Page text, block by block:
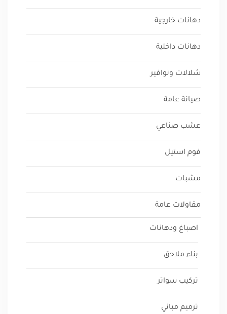
دهانات خارجية
دهانات داخلية
شلالات ونوافير
صيانة عامة
عشب صناعي
فوم استيل
مشبات
مقاولات عامة
اصباغ ودهانات
بناء ملاحق
تركيب سواتر
ترميم مباني